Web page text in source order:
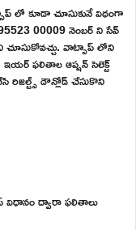
లో కూడా చూసుకునే విధంగా
00009 నెంబర్ ని సేవ్
వాట్సాప్ లోని
ఫలితాల ఆప్షన్ సెలెక్ట్
రిజల్ట్స్ డౌన్లోడ్ చేసుకొని
విధానం ద్వారా ఫలితాలు